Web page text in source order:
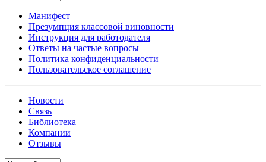
Манифест
Презумпция классовой виновности
Инструкция для работодателя
Ответы на частые вопросы
Политика конфиденциальности
Пользовательское соглашение
Новости
Связь
Библиотека
Компании
Отзывы